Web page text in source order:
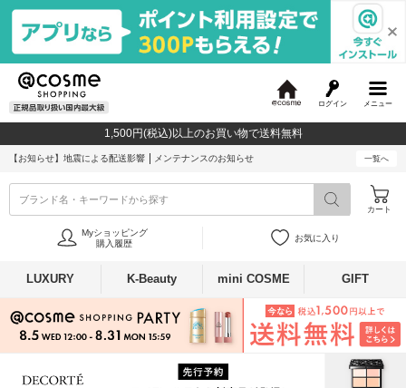
メニュー
ログイン
c
o
1,500円(税込)以上のお買い物で送料無料
【お知らせ】 地震による配送影響 メンテナンスのお知らせ 一覧へ
ブランド名・キーワードから探す
カート
Myショッピング
購入履歴
お気に入り
LUXURY K-Beauty mini COSME GIFT